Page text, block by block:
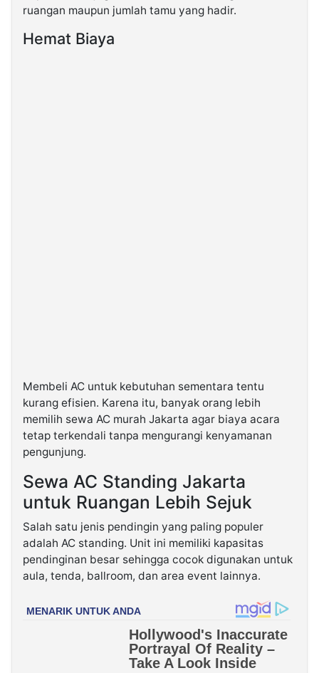
ruangan maupun jumlah tamu yang hadir.
Hemat Biaya
Membeli AC untuk kebutuhan sementara tentu
kurang efisien. Karena itu, banyak orang lebih
memilih sewa AC murah Jakarta agar biaya acara
tetap terkendali tanpa mengurangi kenyamanan
pengunjung.
Sewa AC Standing Jakarta
untuk Ruangan Lebih Sejuk
Salah satu jenis pendingin yang paling populer
adalah AC standing. Unit ini memiliki kapasitas
pendinginan besar sehingga cocok digunakan untuk
aula, tenda, ballroom, dan area event lainnya.